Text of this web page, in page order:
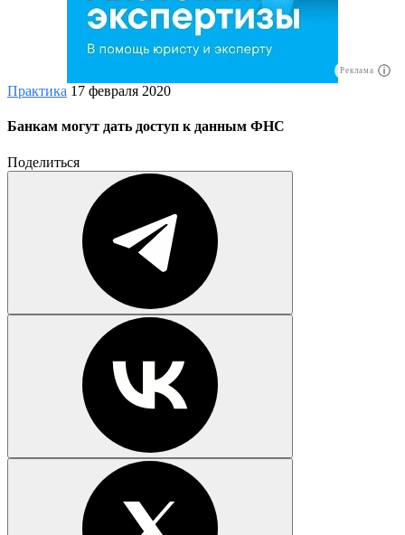
Реклама
Практика 17 февраля 2020
Банкам могут дать доступ к данным ФНС
Поделиться